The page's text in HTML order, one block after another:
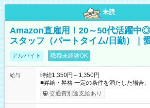
未読
Amazon直雇用！20～50代活躍中
スタッフ（パートタイム/日勤）｜
アルバイト 職種未経験OK
給与
時給1,350円～1,350円
■昇給・昇格 一定の条件を満たした場合
まで昇給の機会があります。 ■正社員登用制度あり ※月末締/翌
月25日支払い ※時間外手当、別途支給 ※
交通費別途支給あり